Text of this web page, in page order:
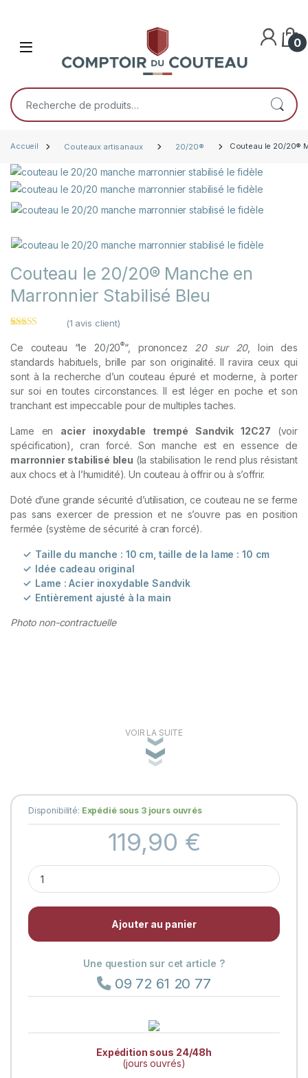
Open 0
Recherche pour :
Accueil Couteaux artisanaux 20/20® Couteau le 20/20®
Couteau le 20/20® Manche en
Marronnier Stabilisé Bleu
5 basé sur
notation
client
(1 avis client)
Ce couteau “le 20/20®“, prononcez 20 sur 20, loin des
standards habituels, brille par son originalité. Il ravira ceux qui
sont à la recherche d’un couteau épuré et moderne, à porter
sur soi en toutes circonstances. Il est léger en poche et son
tranchant est impeccable pour de multiples taches.
Lame en acier inoxydable trempé Sandvik 12C27 (voir
spécification), cran forcé. Son manche est en essence de
marronnier stabilisé bleu (la stabilisation le rend plus résistant
aux chocs et à l’humidité). Un couteau à offrir ou à s’offrir.
Doté d’une grande sécurité d’utilisation, ce couteau ne se ferme
pas sans exercer de pression et ne s’ouvre pas en position
fermée (système de sécurité à cran forcé).
Taille du manche : 10 cm, taille de la lame : 10 cm
Idée cadeau original
Lame : Acier inoxydable Sandvik
Entièrement ajusté à la main
Photo non-contractuelle
VOIR LA SUITE
Disponibilité: Expédié sous 3 jours ouvrés
119,90 €
Couteau le 20/20® Manche en
Ajouter au panier
Une question sur cet article ?
09 72 61 20 77
Expédition sous 24/48h
(jours ouvrés)